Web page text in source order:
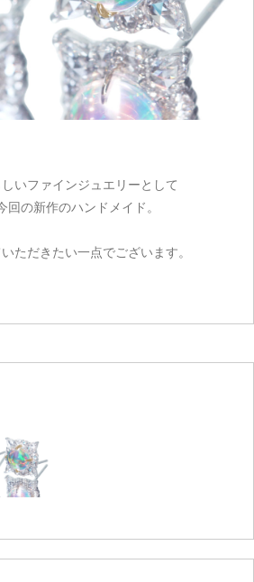
いファインジュエリーとして
回の新作のハンドメイド。
ただきたい一点でございます。
カートを見る
お買い物を続ける